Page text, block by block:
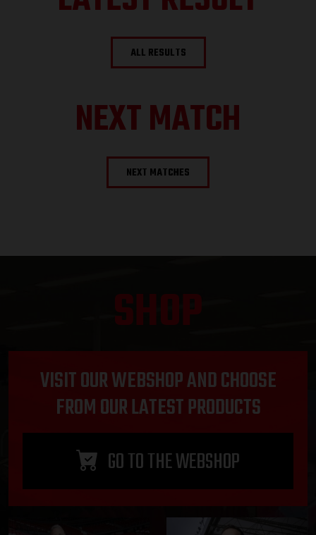
ALL RESULTS
NEXT MATCH
NEXT MATCHES
SHOP
VISIT OUR WEBSHOP AND CHOOSE
FROM OUR LATEST PRODUCTS
GO TO THE WEBSHOP